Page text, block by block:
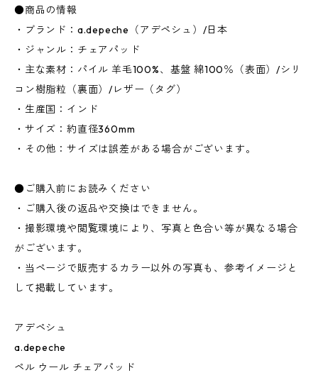
●商品の情報
・ブランド：a.depeche（アデペシュ）/日本
・ジャンル：チェアパッド
・主な素材：パイル 羊毛100%、基盤 綿100％（表面）/シリ
コン樹脂粒（裏面）/レザー（タグ）
・生産国：インド
・サイズ：約直径360mm
・その他：サイズは誤差がある場合がございます。
●ご購入前にお読みください
・ご購入後の返品や交換はできません。
・撮影環境や閲覧環境により、写真と色合い等が異なる場合
がございます。
・当ページで販売するカラー以外の写真も、参考イメージと
して掲載しています。
アデペシュ
a.depeche
ペル ウール チェアパッド